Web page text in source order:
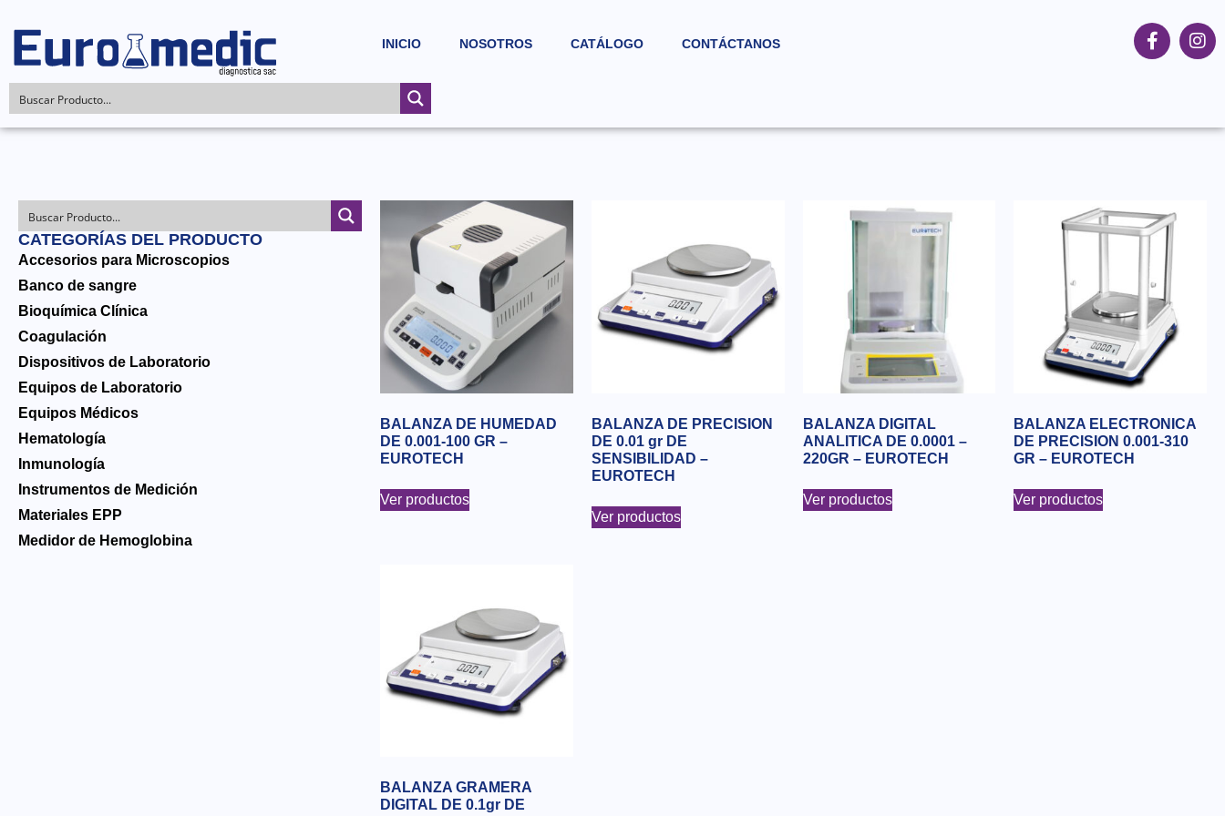
INICIO NOSOTROS CATÁLOGO CONTÁCTANOS
CATEGORÍAS DEL PRODUCTO
Accesorios para Microscopios
Banco de sangre
Bioquímica Clínica
Coagulación
Dispositivos de Laboratorio
Equipos de Laboratorio
Equipos Médicos
Hematología
Inmunología
Instrumentos de Medición
Materiales EPP
Medidor de Hemoglobina
BALANZA DE HUMEDAD
DE 0.001-100 GR –
EUROTECH
Ver productos
BALANZA DE PRECISION
DE 0.01 gr DE
SENSIBILIDAD –
EUROTECH
Ver productos
BALANZA DIGITAL
ANALITICA DE 0.0001 –
220GR – EUROTECH
Ver productos
BALANZA ELECTRONICA
DE PRECISION 0.001-310
GR – EUROTECH
Ver productos
BALANZA GRAMERA
DIGITAL DE 0.1gr DE